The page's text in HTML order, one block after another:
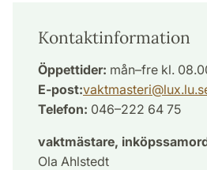
Kontaktinformation
Öppettider: mån–fre kl.
E-post:vaktmasteri@lux.lu.
Telefon: 046–222 64 75
vaktmästare,
Ola Ahlstedt